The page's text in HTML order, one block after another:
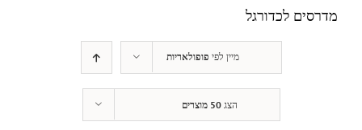
מדרסים לכדורגל
מיין לפי פופולאריות
הצג50 מוצרים